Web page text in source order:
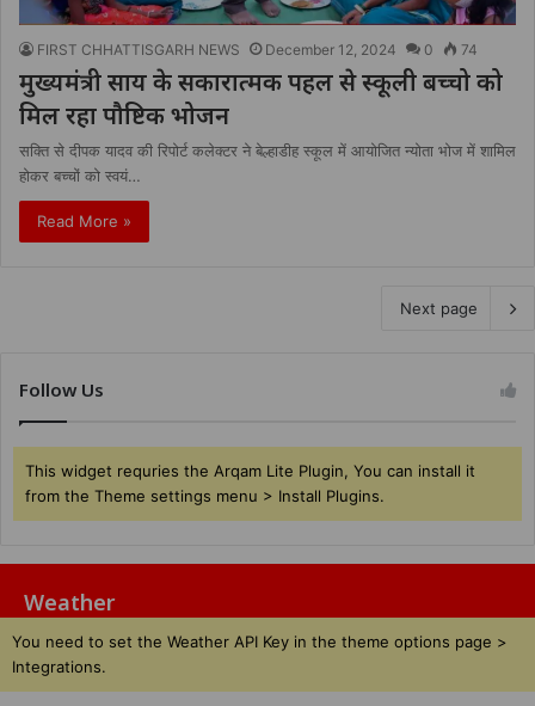
FIRST CHHATTISGARH NEWS December 12, 2024 0 74
मुख्यमंत्री साय के सकारात्मक पहल से स्कूली बच्चो को
मिल रहा पौष्टिक भोजन
सक्ति से दीपक यादव की रिपोर्ट कलेक्टर ने बेल्हाडीह स्कूल में आयोजित न्योता भोज में शामिल
होकर बच्चों को स्वयं…
Read More »
Next page
Follow Us
This widget requries the Arqam Lite Plugin, You can install it
from the Theme settings menu > Install Plugins.
Weather
You need to set the Weather API Key in the theme options page >
Integrations.